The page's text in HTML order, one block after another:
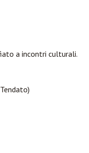
a incontri culturali.